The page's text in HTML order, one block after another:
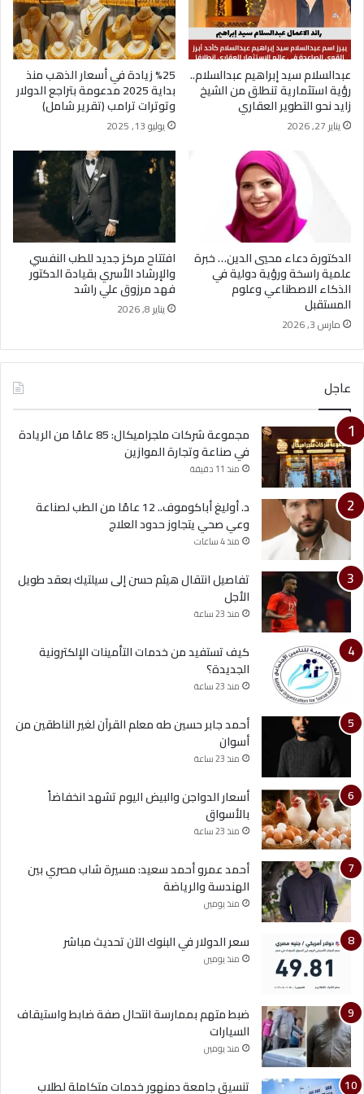
عبدالسلام سيد إبراهيم عبدالسلام..
رؤية استثمارية تنطلق من الشيخ
زايد نحو التطوير العقاري
يناير 27, 2026
%25 زيادة في أسعار الذهب منذ
بداية 2025 مدعومة بتراجع الدولار
وتوترات ترامب (تقرير شامل)
يوليو 13, 2025
الدكتورة دعاء محيي الدين… خبرة
علمية راسخة ورؤية دولية في
الذكاء الاصطناعي وعلوم
المستقبل
مارس 3, 2026
افتتاح مركز جديد للطب النفسي
والإرشاد الأسري بقيادة الدكتور
فهد مرزوق علي راشد
يناير 8, 2026
عاجل
مجموعة شركات ملجراميكال: 85 عامًا من الريادة
في صناعة وتجارة الموازين
منذ 11 دقيقة
د. أوليغ أباكوموف.. 12 عامًا من الطب لصناعة
وعي صحي يتجاوز حدود العلاج
منذ 4 ساعات
تفاصيل انتقال هيثم حسن إلى سيلتيك بعقد طويل
الأجل
منذ 23 ساعة
كيف تستفيد من خدمات التأمينات الإلكترونية
الجديدة؟
منذ 23 ساعة
أحمد جابر حسين طه معلم القرآن لغير الناطقين من
أسوان
منذ 23 ساعة
أسعار الدواجن والبيض اليوم تشهد انخفاضاً
بالأسواق
منذ 23 ساعة
أحمد عمرو أحمد سعيد: مسيرة شاب مصري بين
الهندسة والرياضة
منذ يومين
سعر الدولار في البنوك الآن تحديث مباشر
منذ يومين
ضبط متهم بممارسة انتحال صفة ضابط واستيقاف
السيارات
منذ يومين
تنسيق جامعة دمنهور خدمات متكاملة لطلاب